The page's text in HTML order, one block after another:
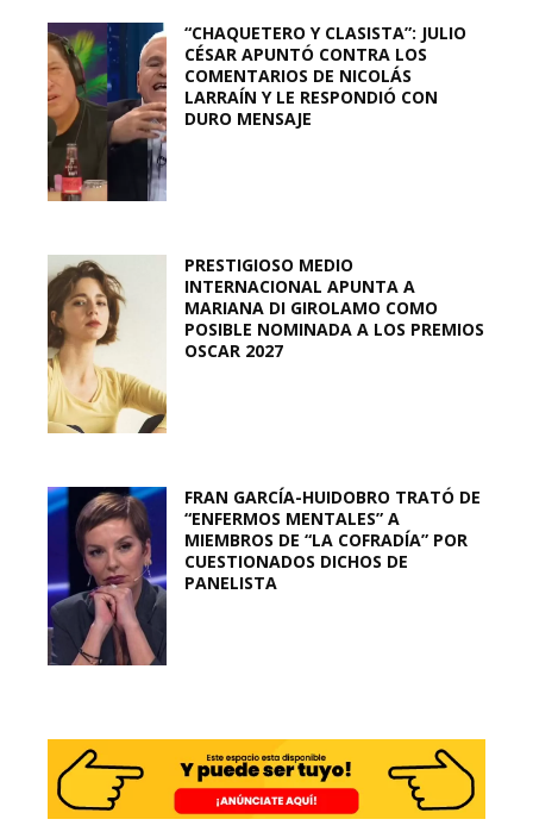
“CHAQUETERO Y CLASISTA”: JULIO
CÉSAR APUNTÓ CONTRA LOS
COMENTARIOS DE NICOLÁS
LARRAÍN Y LE RESPONDIÓ CON
DURO MENSAJE
PRESTIGIOSO MEDIO
INTERNACIONAL APUNTA A
MARIANA DI GIROLAMO COMO
POSIBLE NOMINADA A LOS PREMIOS
OSCAR 2027
FRAN GARCÍA-HUIDOBRO TRATÓ DE
“ENFERMOS MENTALES” A
MIEMBROS DE “LA COFRADÍA” POR
CUESTIONADOS DICHOS DE
PANELISTA